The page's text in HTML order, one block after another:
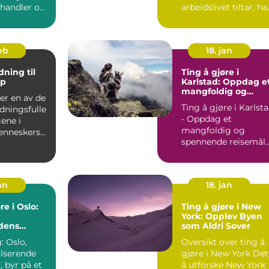
om
arbeidslivet tiltar,
godt...
til
en av de
i
18. jan
Ting å gjøre i
Karlstad: Oppdag
mangfoldig og
Ting å gjøre i
- Oppdag et
mangfoldig og
spennende reisemål
en pitto...
i Oslo:
Oslo,
byr på et
18. jan
Ting å gjøre i New
York: Opplev Byen
som Aldri Sover
Oversikt over ting å
gjøre i New York Det
å utforske New York